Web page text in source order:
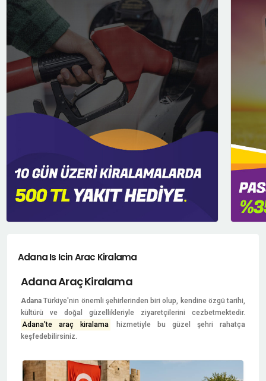
Adana Is Icin Arac Kiralama
Adana Araç Kiralama
Adana Türkiye'nin önemli şehirlerinden biri olup, kendine özgü tarihi,
kültürü ve doğal güzellikleriyle ziyaretçilerini cezbetmektedir.
Adana'te araç kiralama
hizmetiyle bu güzel şehri rahatça
keşfedebilirsiniz.